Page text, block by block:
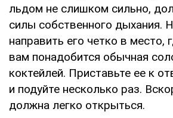
льдом не слишком сильно,
силы собственного дыхания.
направить его четко в место,
вам понадобится обычная
коктейлей. Приставьте ее к
и подуйте несколько раз.
должна легко открыться.